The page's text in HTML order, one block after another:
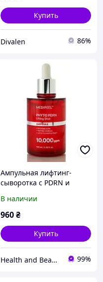
Купить
Divalen 86%
Ампульная лифтинг-
сыворотка с PDRN и
Phyto Exosome PDRN
Lifting Shot Ampoule
В наличии
960₴
Купить
Health and Beauty 99%